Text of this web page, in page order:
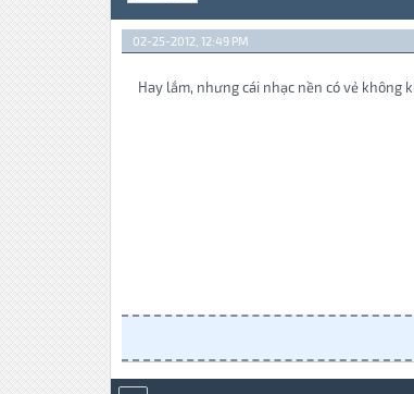
02-25-2012, 12:49 PM
Hay lắm, nhưng cái nhạc nền có vẻ không